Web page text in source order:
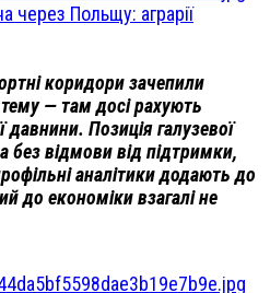
через Польщу: аграрії
коридори зачепили
— там досі рахують
давнини. Позиція галузевої
без відмови від підтримки,
аналітики додають до
до економіки взагалі не